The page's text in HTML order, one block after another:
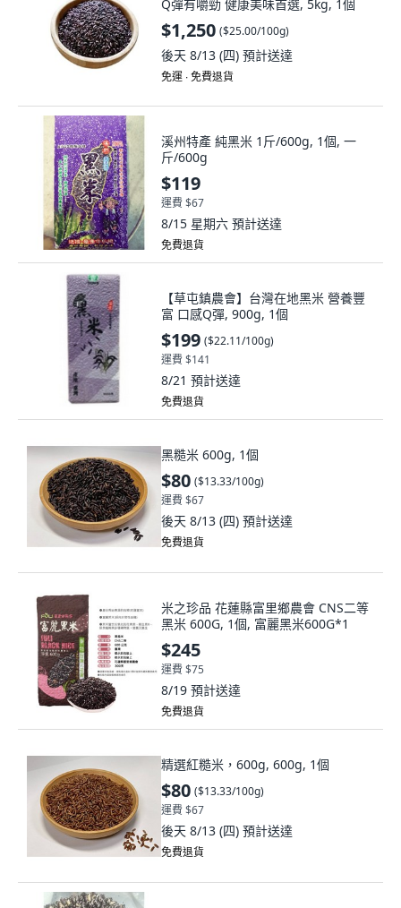
Q彈有嚼勁 健康美味首選, 5kg, 1個
$1,250 ($25.00/100g)
後天 8/13 (四) 預計送達
免運 ∙ 免費退貨
溪州特產 純黑米 1斤/600g, 1個, 一
斤/600g
$119
運費 $67
8/15 星期六 預計送達
免費退貨
【草屯鎮農會】台灣在地黑米 營養豐
富 口感Q彈, 900g, 1個
$199 ($22.11/100g)
運費 $141
8/21 預計送達
免費退貨
黑糙米 600g, 1個
$80 ($13.33/100g)
運費 $67
後天 8/13 (四) 預計送達
免費退貨
米之珍品 花蓮縣富里鄉農會 CNS二等
黑米 600G, 1個, 富麗黑米600G*1
$245
運費 $75
8/19 預計送達
免費退貨
精選紅糙米，600g, 600g, 1個
$80 ($13.33/100g)
運費 $67
後天 8/13 (四) 預計送達
免費退貨